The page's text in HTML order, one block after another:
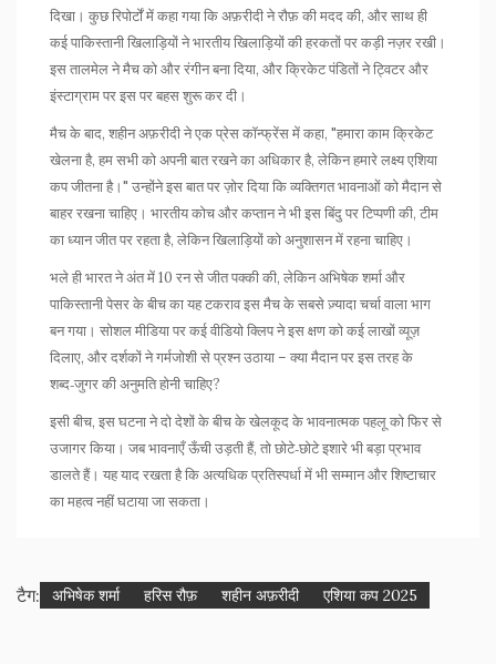
दिखा। कुछ रिपोर्टों में कहा गया कि अफ़रीदी ने रौफ़ की मदद की, और साथ ही
कई पाकिस्तानी खिलाड़ियों ने भारतीय खिलाड़ियों की हरकतों पर कड़ी नज़र रखी।
इस तालमेल ने मैच को और रंगीन बना दिया, और क्रिकेट पंडितों ने ट्विटर और
इंस्टाग्राम पर इस पर बहस शुरू कर दी।
मैच के बाद, शहीन अफ़रीदी ने एक प्रेस कॉन्फ्रेंस में कहा, "हमारा काम क्रिकेट
खेलना है, हम सभी को अपनी बात रखने का अधिकार है, लेकिन हमारे लक्ष्य एशिया
कप जीतना है।" उन्होंने इस बात पर ज़ोर दिया कि व्यक्तिगत भावनाओं को मैदान से
बाहर रखना चाहिए। भारतीय कोच और कप्तान ने भी इस बिंदु पर टिप्पणी की, टीम
का ध्यान जीत पर रहता है, लेकिन खिलाड़ियों को अनुशासन में रहना चाहिए।
भले ही भारत ने अंत में 10 रन से जीत पक्की की, लेकिन अभिषेक शर्मा और
पाकिस्तानी पेसर के बीच का यह टकराव इस मैच के सबसे ज़्यादा चर्चा वाला भाग
बन गया। सोशल मीडिया पर कई वीडियो क्लिप ने इस क्षण को कई लाखों व्यूज़
दिलाए, और दर्शकों ने गर्मजोशी से प्रश्न उठाया – क्या मैदान पर इस तरह के
शब्द‑जुगर की अनुमति होनी चाहिए?
इसी बीच, इस घटना ने दो देशों के बीच के खेलकूद के भावनात्मक पहलू को फिर से
उजागर किया। जब भावनाएँ ऊँची उड़ती हैं, तो छोटे‑छोटे इशारे भी बड़ा प्रभाव
डालते हैं। यह याद रखता है कि अत्यधिक प्रतिस्पर्धा में भी सम्मान और शिष्टाचार
का महत्व नहीं घटाया जा सकता।
टैग: अभिषेक शर्मा हरिस रौफ़ शहीन अफ़रीदी एशिया कप 2025